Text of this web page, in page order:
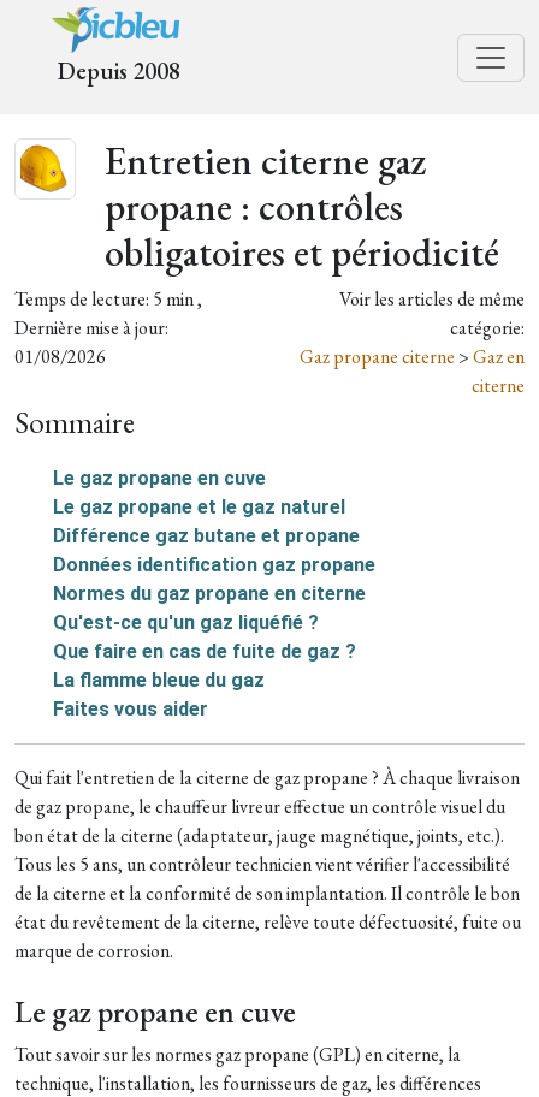
Depuis 2008
Entretien citerne gaz
propane : contrôles
obligatoires et périodicité
Temps de lecture: 5 min ,
Dernière mise à jour:
01/08/2026
Voir les articles de même
catégorie:
Gaz propane citerne >Gaz en
citerne
Sommaire
Le gaz propane en cuve
Le gaz propane et le gaz naturel
Différence gaz butane et propane
Données identification gaz propane
Normes du gaz propane en citerne
Qu'est-ce qu'un gaz liquéfié ?
Que faire en cas de fuite de gaz ?
La flamme bleue du gaz
Faites vous aider
Qui fait l'entretien de la citerne de gaz propane ? À chaque livraison
de gaz propane, le chauffeur livreur effectue un contrôle visuel du
bon état de la citerne (adaptateur, jauge magnétique, joints, etc.).
Tous les 5 ans, un contrôleur technicien vient vérifier l'accessibilité
de la citerne et la conformité de son implantation. Il contrôle le bon
état du revêtement de la citerne, relève toute défectuosité, fuite ou
marque de corrosion.
Le gaz propane en cuve
Tout savoir sur les normes gaz propane (GPL) en citerne, la
technique, l'installation, les fournisseurs de gaz, les différences